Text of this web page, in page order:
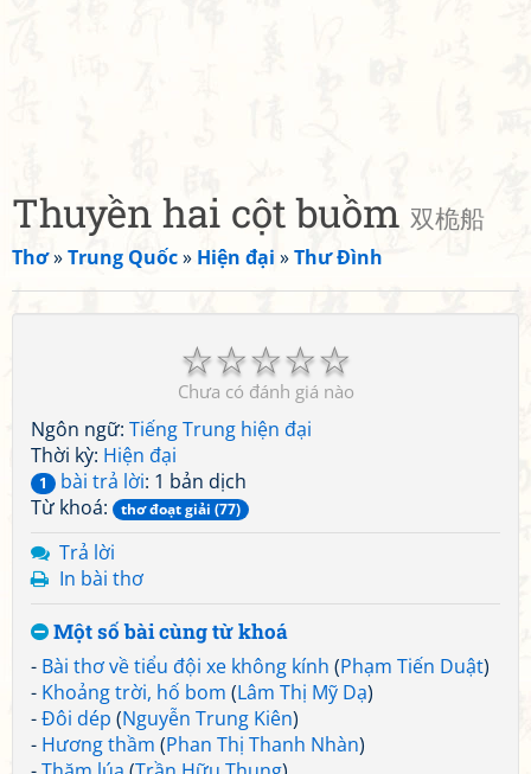
Thuyền hai cột buồm 双桅船
Thơ»Trung Quốc» Hiện đại »Thư Đình
☆
☆
☆
☆
☆
Chưa có đánh giá nào
Ngôn ngữ: Tiếng Trung hiện đại
Thời kỳ: Hiện đại
1 bài trả lời: 1 bản dịch
Từ khoá:
thơ đoạt giải (77)
Trả lời
In bài thơ
Một số bài cùng từ khoá
- Bài thơ về tiểu đội xe không kính (Phạm Tiến Duật)
- Khoảng trời, hố bom (Lâm Thị Mỹ Dạ)
-Đôi dép (Nguyễn Trung Kiên)
- Hương thầm (Phan Thị Thanh Nhàn)